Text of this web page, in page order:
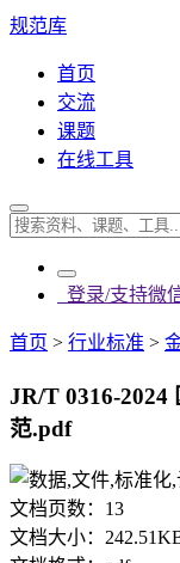
规范库
首页
交流
课题
在线工具
登录/支持微
首页 > 行业标准 >
JR/T 0316-2024
范.pdf
文档页数： 13
文档大小：